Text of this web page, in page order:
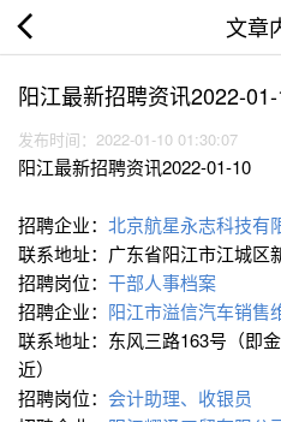
文章
阳江最新招聘资讯2022-
发布时间：2022-01-10 01:30:07
阳江最新招聘资讯2022-01-10
招聘企业： 北京航星永志科技有
联系地址：广东省阳江市江城区
招聘岗位： 干部人事档案
招聘企业： 阳江市溢信汽车销售
联系地址：东风三路163号（即
近）
招聘岗位： 会计助理、收银员